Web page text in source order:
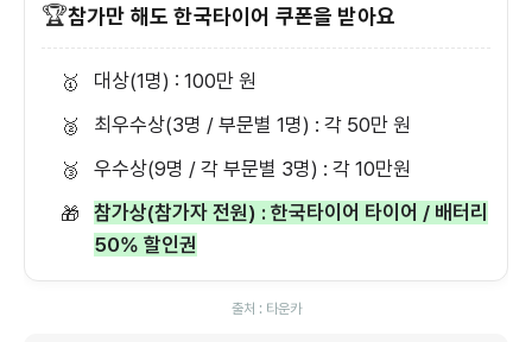
🏆참가만 해도 한국타이어 쿠폰을 받아요
🥇 대상(1명) : 100만 원
🥈 최우수상(3명 / 부문별 1명) : 각 50만 원
🥉 우수상(9명 / 각 부문별 3명) : 각 10만원
🎁
참가상(참가자 전원) : 한국타이어 타이어 / 배터리
50% 할인권
‍출처 : 타운카